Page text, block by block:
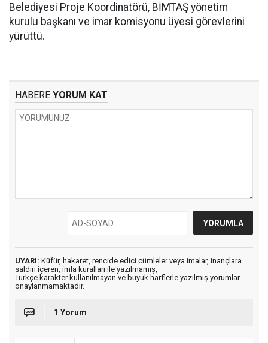
Belediyesi Proje Koordinatörü, BİMTAŞ yönetim
kurulu başkanı ve imar komisyonu üyesi görevlerini
yürüttü.
HABERE YORUM KAT
UYARI: Küfür, hakaret, rencide edici cümleler veya imalar, inançlara
saldırı içeren, imla kuralları ile yazılmamış,
Türkçe karakter kullanılmayan ve büyük harflerle yazılmış yorumlar
onaylanmamaktadır.
1 Yorum